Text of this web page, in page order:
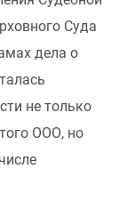
Суда
дела о
не только
ООО, но